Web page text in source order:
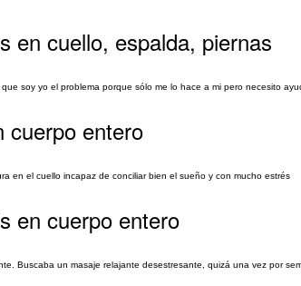
en cuello, espalda, piernas
soy yo el problema porque sólo me lo hace a mi pero necesito
cuerpo entero
en el cuello incapaz de conciliar bien el sueño y con mucho estrés
en cuerpo entero
Buscaba un masaje relajante desestresante, quizá una vez por